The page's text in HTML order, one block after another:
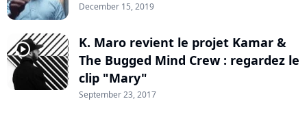
December 15, 2019
player2
K. Maro revient le projet Kamar &
The Bugged Mind Crew : regardez le
clip "Mary"
September 23, 2017